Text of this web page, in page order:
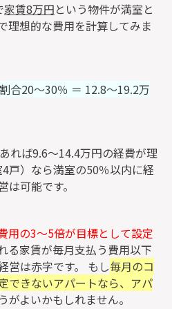
家賃8万円という物件が満室と
理想的な費用を計算してみま
20～30％ ＝ 12.8～19.2万
れば9.6～14.4万円の経費が理
戸）なら満室の50％以内に経
可能です。
用の3～5倍が目標として設定
る家賃が毎月支払う費用以下
営は赤字です。 もし毎月のコ
できないアパートなら、アパ
がよいかもしれません。